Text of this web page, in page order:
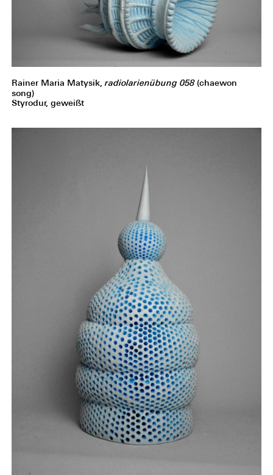
Rainer Maria Matysik, radiolarienübung 058(chaewon
song)
Styrodur, geweißt